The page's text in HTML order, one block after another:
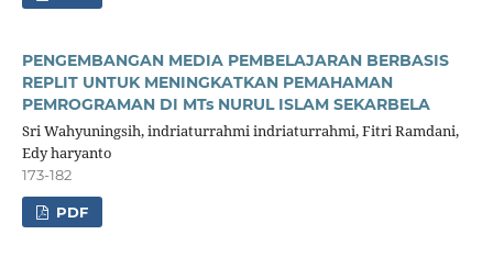
PENGEMBANGAN MEDIA PEMBELAJARAN BERBASIS
REPLIT UNTUK MENINGKATKAN PEMAHAMAN
PEMROGRAMAN DI MTs NURUL ISLAM SEKARBELA
Sri Wahyuningsih, indriaturrahmi indriaturrahmi, Fitri Ramdani,
Edy haryanto
173-182
PDF